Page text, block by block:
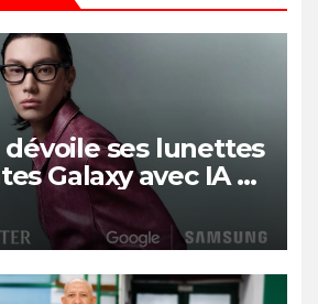
dévoile ses lunettes
Galaxy avec IA et